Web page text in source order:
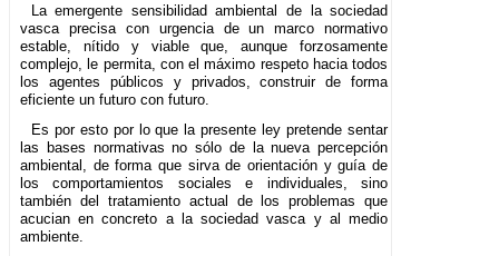
La emergente sensibilidad ambiental de la sociedad
vasca precisa con urgencia de un marco normativo
estable, nítido y viable que, aunque forzosamente
complejo, le permita, con el máximo respeto hacia todos
los agentes públicos y privados, construir de forma
eficiente un futuro con futuro.
Es por esto por lo que la presente ley pretende sentar
las bases normativas no sólo de la nueva percepción
ambiental, de forma que sirva de orientación y guía de
los comportamientos sociales e individuales, sino
también del tratamiento actual de los problemas que
acucian en concreto a la sociedad vasca y al medio
ambiente.